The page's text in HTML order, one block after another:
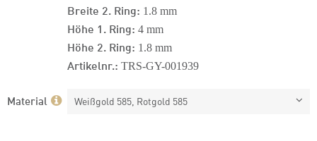
Breite 2. Ring: 1.8 mm
Höhe 1. Ring: 4 mm
Höhe 2. Ring: 1.8 mm
Artikelnr.: TRS-GY-001939
Material Weißgold 585, Rotgold 585